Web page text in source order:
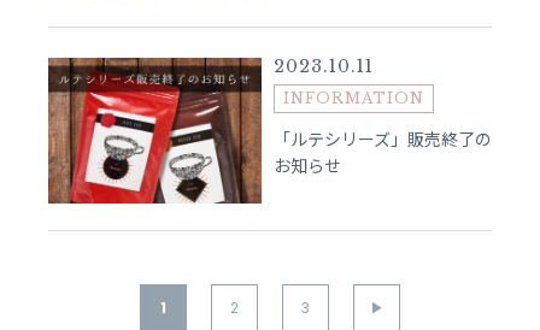
2023.10.11
INFORMATION
「ルテシリーズ」販売終了の
お知らせ
1 2 3 ▶︎